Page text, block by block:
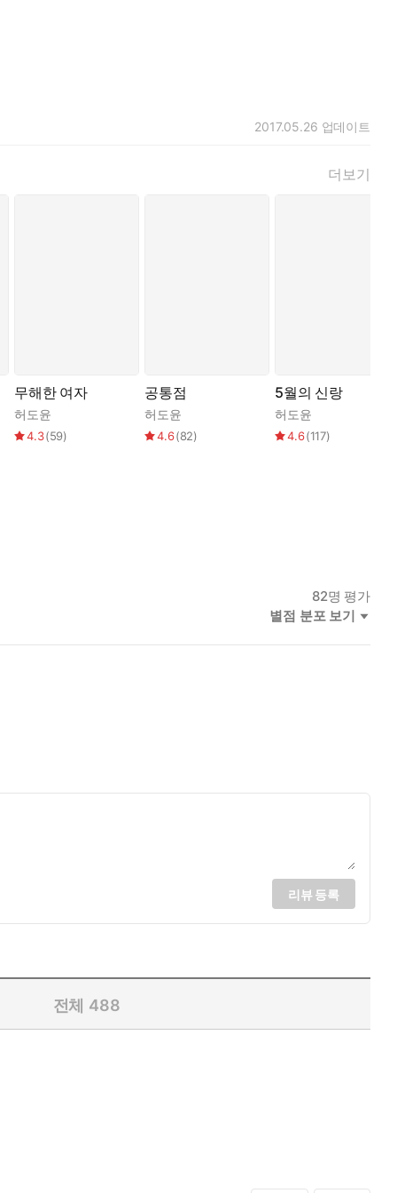
2017.05.26 업데이트
더보기
무해한 여자
허도윤
4.3(59)
공통점
허도윤
4.6(82)
5월의 신랑
허도윤
4.6(117)
82명 평가
별점 분포 보기
리뷰 등록
전체 488